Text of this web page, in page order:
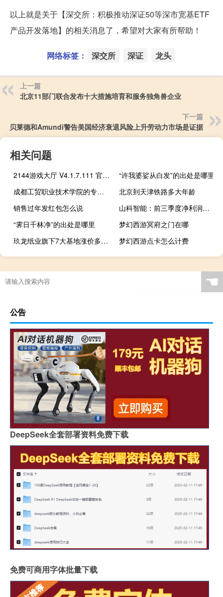
以上就是关于【深交所：积极推动深证50等深市宽基ETF
产品开发落地】的相关消息了，希望对大家有所帮助！
网络标签： 深交所 深证 龙头
上一篇
北京11部门联合发布十大措施培育和服务独角兽企业
下一篇
贝莱德和Amundi警告美国经济衰退风险上升劳动力市场是证据
相关问题
2144游戏大厅 V4.1.7.111 官方推荐版（2144游戏大厅 V4.1.7.111 官方推荐版功能简介）
“许我婆娑从白发”的出处是哪里
成都工贸职业技术学院的专业有哪些
北京到天津铁路多大年龄
销售过年发红包怎么说
山科智能：前三季度净利润同比增长11.77%
“霁日千林净”的出处是哪里
梦幻西游冥府之门在哪
玖龙纸业旗下7大基地涨价多家纸企发布涨价函
梦幻西游点卡怎么计费
☚
公告
DeepSeek全套部署资料免费下载
免费可商用字体批量下载